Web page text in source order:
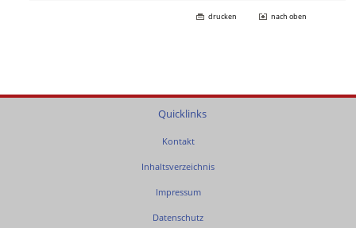
drucken nach oben
Quicklinks
Kontakt
Inhaltsverzeichnis
Impressum
Datenschutz